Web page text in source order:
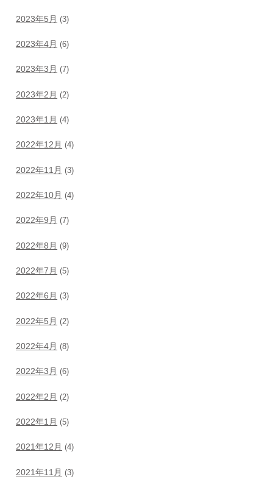
2023年5月 (3)
2023年4月 (6)
2023年3月 (7)
2023年2月 (2)
2023年1月 (4)
2022年12月 (4)
2022年11月 (3)
2022年10月 (4)
2022年9月 (7)
2022年8月 (9)
2022年7月 (5)
2022年6月 (3)
2022年5月 (2)
2022年4月 (8)
2022年3月 (6)
2022年2月 (2)
2022年1月 (5)
2021年12月 (4)
2021年11月 (3)